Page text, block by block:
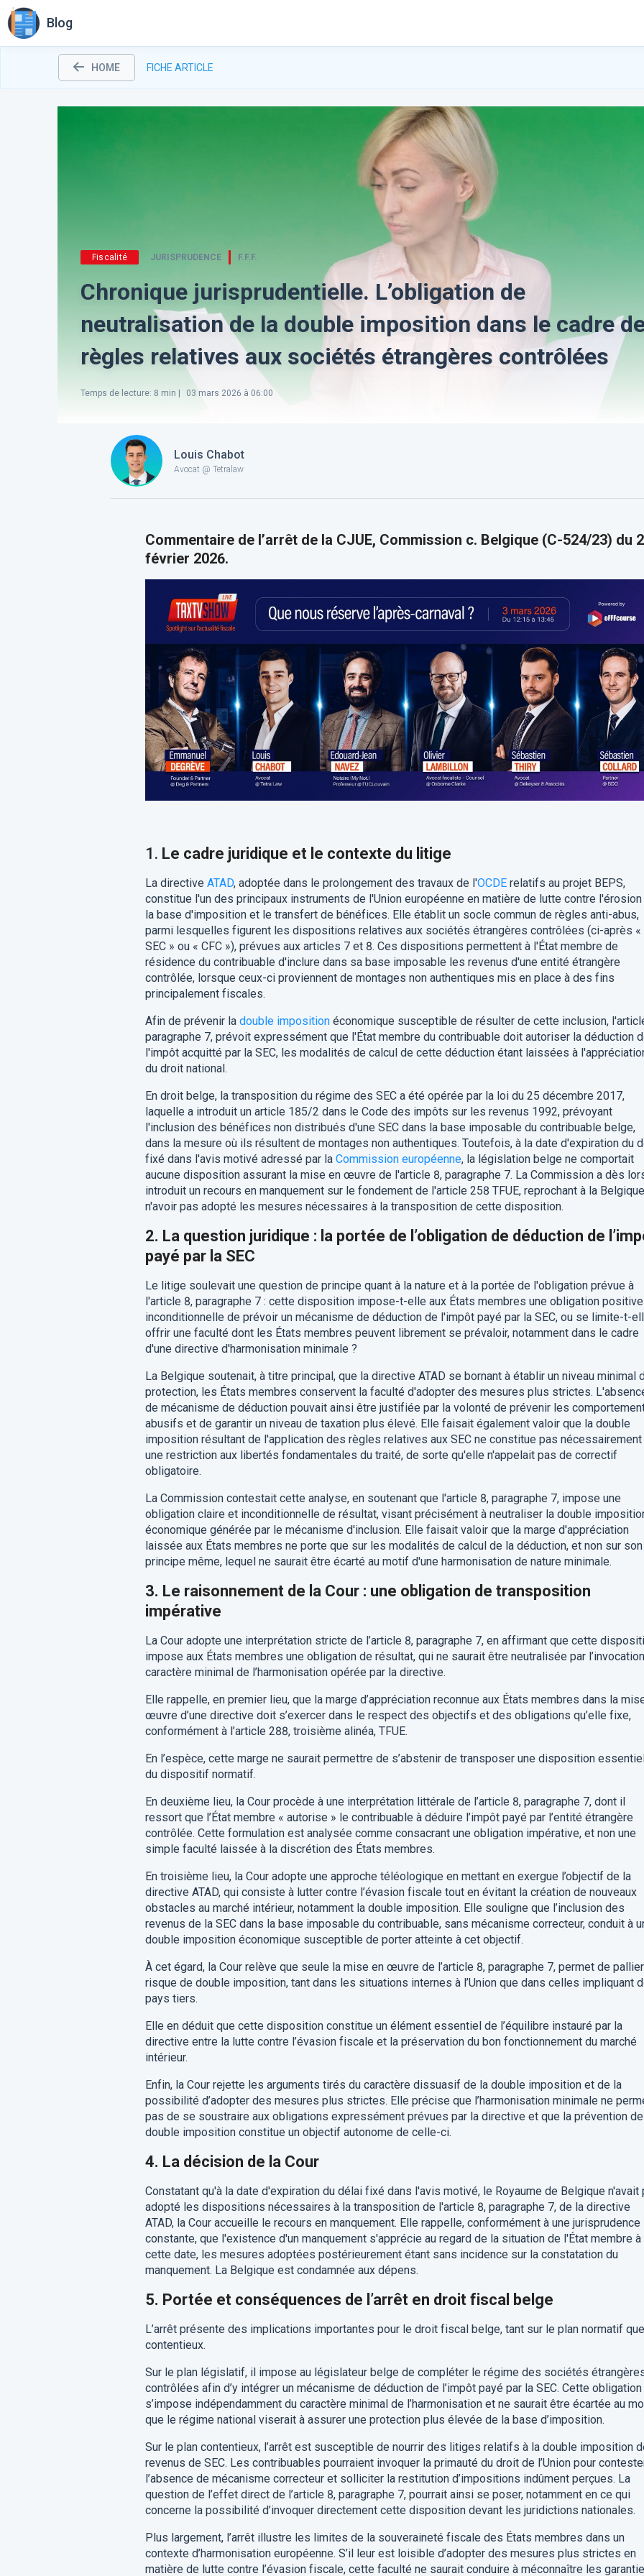
Blog
HOME FICHE ARTICLE
Fiscalité JURISPRUDENCE F.F.F.
Chronique jurisprudentielle. L’obligation de
neutralisation de la double imposition dans le cadre
règles relatives aux sociétés étrangères contrôlées
Temps de lecture: 8 min | 03 mars 2026 à 06:00
Louis Chabot
Avocat @ Tetralaw
Commentaire de l’arrêt de la CJUE, Commission c. Belgique (C-524/23) du
février 2026.
1. Le cadre juridique et le contexte du litige
La directive ATAD, adoptée dans le prolongement des travaux de l'OCDErelatifs au projet BEPS,
constitue l'un des principaux instruments de l'Union européenne en matière de lutte contre l'érosion
la base d'imposition et le transfert de bénéfices. Elle établit un socle commun de règles anti-abus,
parmi lesquelles figurent les dispositions relatives aux sociétés étrangères contrôlées (ci-après «
SEC » ou « CFC »), prévues aux articles 7 et 8. Ces dispositions permettent à l'État membre de
résidence du contribuable d'inclure dans sa base imposable les revenus d'une entité étrangère
contrôlée, lorsque ceux-ci proviennent de montages non authentiques mis en place à des fins
principalement fiscales.
Afin de prévenir la double impositionéconomique susceptible de résulter de cette inclusion,
paragraphe 7, prévoit expressément que l'État membre du contribuable doit autoriser la déduction
l'impôt acquitté par la SEC, les modalités de calcul de cette déduction étant laissées à
du droit national.
En droit belge, la transposition du régime des SEC a été opérée par la loi du 25 décembre 2017,
laquelle a introduit un article 185/2 dans le Code des impôts sur les revenus 1992, prévoyant
l'inclusion des bénéfices non distribués d'une SEC dans la base imposable du contribuable belge,
dans la mesure où ils résultent de montages non authentiques. Toutefois, à la date d'expiration du
fixé dans l'avis motivé adressé par la Commission européenne, la législation belge ne comportait
aucune disposition assurant la mise en œuvre de l'article 8, paragraphe 7. La Commission a dès
introduit un recours en manquement sur le fondement de l'article 258 TFUE, reprochant à la
n'avoir pas adopté les mesures nécessaires à la transposition de cette disposition.
2. La question juridique : la portée de l’obligation de déduction de
payé par la SEC
Le litige soulevait une question de principe quant à la nature et à la portée de l'obligation prévue à
l'article 8, paragraphe 7 : cette disposition impose-t-elle aux États membres une obligation
inconditionnelle de prévoir un mécanisme de déduction de l'impôt payé par la SEC, ou se limite-t-
offrir une faculté dont les États membres peuvent librement se prévaloir, notamment dans le cadre
d'une directive d'harmonisation minimale ?
La Belgique soutenait, à titre principal, que la directive ATAD se bornant à établir un niveau minimal
protection, les États membres conservent la faculté d'adopter des mesures plus strictes.
de mécanisme de déduction pouvait ainsi être justifiée par la volonté de prévenir les
abusifs et de garantir un niveau de taxation plus élevé. Elle faisait également valoir que la double
imposition résultant de l'application des règles relatives aux SEC ne constitue pas nécessairement
une restriction aux libertés fondamentales du traité, de sorte qu'elle n'appelait pas de correctif
obligatoire.
La Commission contestait cette analyse, en soutenant que l'article 8, paragraphe 7, impose une
obligation claire et inconditionnelle de résultat, visant précisément à neutraliser la double
économique générée par le mécanisme d'inclusion. Elle faisait valoir que la marge d'appréciation
laissée aux États membres ne porte que sur les modalités de calcul de la déduction, et non sur son
principe même, lequel ne saurait être écarté au motif d'une harmonisation de nature minimale.
3. Le raisonnement de la Cour : une obligation de transposition
impérative
La Cour adopte une interprétation stricte de l’article 8, paragraphe 7, en affirmant que cette
impose aux États membres une obligation de résultat, qui ne saurait être neutralisée par
caractère minimal de l’harmonisation opérée par la directive.
Elle rappelle, en premier lieu, que la marge d’appréciation reconnue aux États membres dans la
œuvre d’une directive doit s’exercer dans le respect des objectifs et des obligations qu’elle fixe,
conformément à l’article 288, troisième alinéa, TFUE.
En l’espèce, cette marge ne saurait permettre de s’abstenir de transposer une disposition
du dispositif normatif.
En deuxième lieu, la Cour procède à une interprétation littérale de l’article 8, paragraphe 7, dont il
ressort que l’État membre « autorise » le contribuable à déduire l’impôt payé par l’entité étrangère
contrôlée. Cette formulation est analysée comme consacrant une obligation impérative, et non une
simple faculté laissée à la discrétion des États membres.
En troisième lieu, la Cour adopte une approche téléologique en mettant en exergue l’objectif de la
directive ATAD, qui consiste à lutter contre l’évasion fiscale tout en évitant la création de nouveaux
obstacles au marché intérieur, notamment la double imposition. Elle souligne que l’inclusion des
revenus de la SEC dans la base imposable du contribuable, sans mécanisme correcteur, conduit à
double imposition économique susceptible de porter atteinte à cet objectif.
À cet égard, la Cour relève que seule la mise en œuvre de l’article 8, paragraphe 7, permet de
risque de double imposition, tant dans les situations internes à l’Union que dans celles impliquant
pays tiers.
Elle en déduit que cette disposition constitue un élément essentiel de l’équilibre instauré par la
directive entre la lutte contre l’évasion fiscale et la préservation du bon fonctionnement du marché
intérieur.
Enfin, la Cour rejette les arguments tirés du caractère dissuasif de la double imposition et de la
possibilité d’adopter des mesures plus strictes. Elle précise que l’harmonisation minimale ne
pas de se soustraire aux obligations expressément prévues par la directive et que la prévention
double imposition constitue un objectif autonome de celle-ci.
4. La décision de la Cour
Constatant qu'à la date d'expiration du délai fixé dans l'avis motivé, le Royaume de Belgique n'avait
adopté les dispositions nécessaires à la transposition de l'article 8, paragraphe 7, de la directive
ATAD, la Cour accueille le recours en manquement. Elle rappelle, conformément à une jurisprudence
constante, que l'existence d'un manquement s'apprécie au regard de la situation de l'État membre à
cette date, les mesures adoptées postérieurement étant sans incidence sur la constatation du
manquement. La Belgique est condamnée aux dépens.
5. Portée et conséquences de l’arrêt en droit fiscal belge
L’arrêt présente des implications importantes pour le droit fiscal belge, tant sur le plan normatif que
contentieux.
Sur le plan législatif, il impose au législateur belge de compléter le régime des sociétés
contrôlées afin d’y intégrer un mécanisme de déduction de l’impôt payé par la SEC. Cette obligation
s’impose indépendamment du caractère minimal de l’harmonisation et ne saurait être écartée au
que le régime national viserait à assurer une protection plus élevée de la base d’imposition.
Sur le plan contentieux, l’arrêt est susceptible de nourrir des litiges relatifs à la double imposition
revenus de SEC. Les contribuables pourraient invoquer la primauté du droit de l’Union pour
l’absence de mécanisme correcteur et solliciter la restitution d’impositions indûment perçues. La
question de l’effet direct de l’article 8, paragraphe 7, pourrait ainsi se poser, notamment en ce qui
concerne la possibilité d’invoquer directement cette disposition devant les juridictions nationales.
Plus largement, l’arrêt illustre les limites de la souveraineté fiscale des États membres dans un
contexte d’harmonisation européenne. S’il leur est loisible d’adopter des mesures plus strictes en
matière de lutte contre l’évasion fiscale, cette faculté ne saurait conduire à méconnaître les